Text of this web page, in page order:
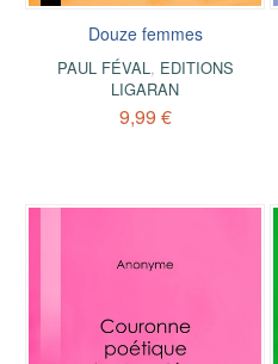
Douze femmes
PAUL FÉVAL, EDITIONS
LIGARAN
9,99 €